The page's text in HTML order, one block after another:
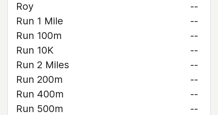
Roy
--
Run 1 Mile
--
Run 100m
--
Run 10K
--
Run 2 Miles
--
Run 200m
--
Run 400m
--
Run 500m
--